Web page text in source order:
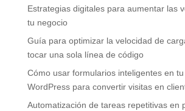
Estrategias digitales para aumentar las
tu negocio
Guía para optimizar la velocidad de
tocar una sola línea de código
Cómo usar formularios inteligentes en
WordPress para convertir visitas en
Automatización de tareas repetitivas en